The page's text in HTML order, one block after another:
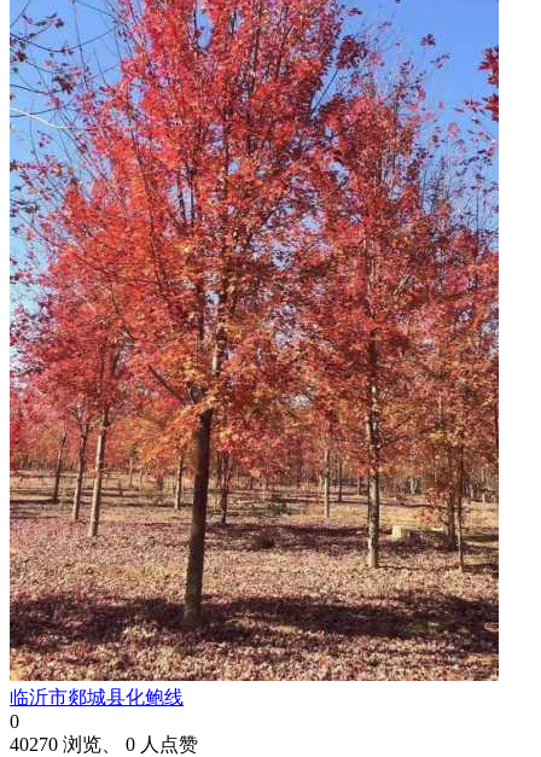
临沂市郯城县化鲍线
0
40270 浏览、 0 人点赞